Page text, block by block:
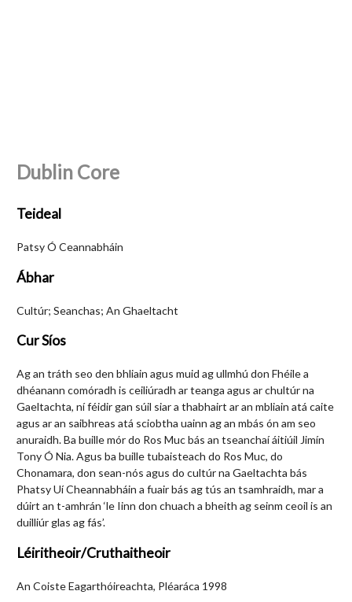
Dublin Core
Teideal
Patsy Ó Ceannabháin
Ábhar
Cultúr; Seanchas; An Ghaeltacht
Cur Síos
Ag an tráth seo den bhliain agus muid ag ullmhú don Fhéile a
dhéanann comóradh is ceiliúradh ar teanga agus ar chultúr na
Gaeltachta, ní féidir gan súil siar a thabhairt ar an mbliain atá caite
agus ar an saibhreas atá sciobtha uainn ag an mbás ón am seo
anuraidh. Ba buille mór do Ros Muc bás an tseanchaí áitiúil Jimín
Tony Ó Nia. Agus ba buille tubaisteach do Ros Muc, do
Chonamara, don sean-nós agus do cultúr na Gaeltachta bás
Phatsy Uí Cheannabháin a fuair bás ag tús an tsamhraidh, mar a
dúirt an t-amhrán ‘le Iinn don chuach a bheith ag seinm ceoil is an
duilliúr glas ag fás’.
Léiritheoir/Cruthaitheoir
An Coiste Eagarthóireachta, Pléaráca 1998